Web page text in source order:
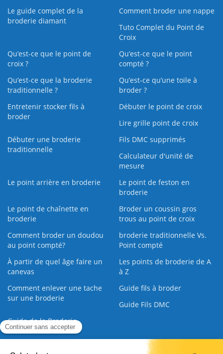
Le guide complet de la
broderie diamant
Comment broder une nappe
Tuto Complet du Point de
Croix
Qu’est-ce que le point de
croix ?
Qu’est-ce que le point
compté ?
Qu’est-ce que la broderie
traditionnelle ?
Qu’est‑ce qu’une toile à
broder ?
Entretenir stocker fils à
broder
Débuter le point de croix
Lire grille point de croix
Débuter une broderie
traditionnelle
Fils DMC supprimés
Calculateur d'unité de
mesure
Le point arrière en broderie
Le point de feston en
broderie
Le point de chaînette en
broderie
Broder un coussin gros
trous au point de croix
Comment broder un doudou
au point compté?
broderie traditionnelle Vs.
Point compté
À partir de quel âge faire un
canevas
Les points de broderie de A
à Z
Comment enlever une tache
sur une broderie
Guide fils à broder
Guide Fils DMC
Guide de la Broderie